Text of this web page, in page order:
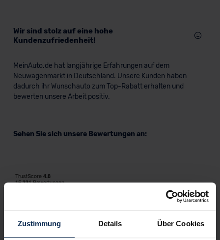
Zustimmung Details Über Cookies
Wir sind stolz auf eine hohe
Kundenzufriedenheit!
MeinAuto.de hat langjährige Erfahrungen auf dem
Neuwagenmarkt in Deutschland. Unsere Kunden haben
dadurch ihr Wunschauto zum Top-Rabatt erhalten und
bewerten unsere Arbeit positiv.
Sehen Sie sich unsere Bewertungen an:
Erfahren Sie mehr über das Urteil unserer Kunden